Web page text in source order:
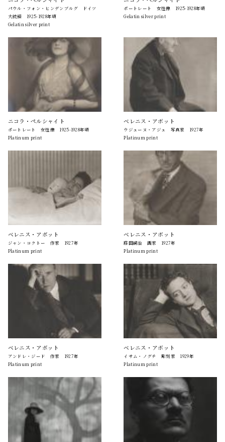
パウル・フォン・ヒンデンブルグ ドイツ
大統領 1925-1928年頃
Gelatin silver print
ポートレート 女性像 1925-1928年頃
Gelatin silver print
ニコラ・ペルシャイト
ポートレート 女性像 1925-1928年頃
Platinum print
ベレニス・アボット
ウジェーヌ・アジェ 写真家 1927年
Platinum print
ベレニス・アボット
ジャン・コクトー 作家 1927年
Platinum print
ベレニス・アボット
藤田嗣治 画家 1927年
Platinum print
ベレニス・アボット
アンドレ・ジード 作家 1927年
Platinum print
ベレニス・アボット
イサム・ノグチ 彫刻家 1929年
Platinum print